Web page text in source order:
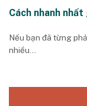
Cách nhanh
Nếu bạn đã từng
nhiều...